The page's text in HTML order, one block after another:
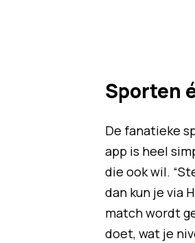
Sporten
De fanatieke
app is heel
die ook wil.
dan kun je via
match wordt
doet, wat je